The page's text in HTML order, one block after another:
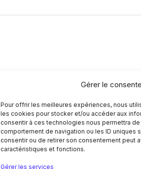
Gérer le
Pour offrir les meilleures expériences, nous
les cookies pour stocker et/ou accéder aux
consentir à ces technologies nous permettra
comportement de navigation ou les ID uniques
consentir ou de retirer son consentement peut
caractéristiques et fonctions.
Gérer les services